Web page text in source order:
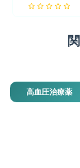
高血圧治療薬